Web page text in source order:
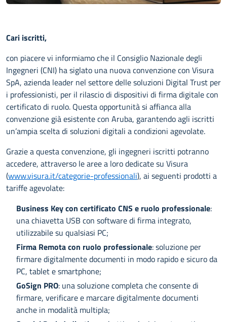
Cari iscritti,
con piacere vi informiamo che il Consiglio Nazionale degli
Ingegneri (CNI) ha siglato una nuova convenzione con Visura
SpA, azienda leader nel settore delle soluzioni Digital Trust per
i professionisti, per il rilascio di dispositivi di firma digitale con
certificato di ruolo. Questa opportunità si affianca alla
convenzione già esistente con Aruba, garantendo agli iscritti
un’ampia scelta di soluzioni digitali a condizioni agevolate.
Grazie a questa convenzione, gli ingegneri iscritti potranno
accedere, attraverso le aree a loro dedicate su Visura
(www.visura.it/categorie-professionali), ai seguenti prodotti a
tariffe agevolate:
Business Key con certificato CNS e ruolo professionale:
una chiavetta USB con software di firma integrato,
utilizzabile su qualsiasi PC;
Firma Remota con ruolo professionale: soluzione per
firmare digitalmente documenti in modo rapido e sicuro da
PC, tablet e smartphone;
GoSign PRO: una soluzione completa che consente di
firmare, verificare e marcare digitalmente documenti
anche in modalità multipla;